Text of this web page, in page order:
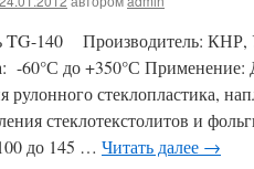
TG-140 Производитель: КНР,
-60°С до +350°С Применение:
рулонного стеклопластика,
стеклотекстолитов и
до 145 … Читать далее →